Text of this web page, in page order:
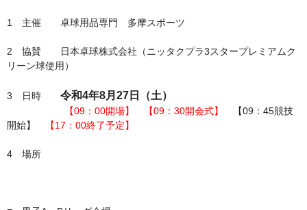
1 主催 卓球用品専門 多摩スポーツ
2 協賛 日本卓球株式会社（ニッタクプラ3スタープレミアムク
リーン球使用）
3 日時 令和4年8月27日（土）
【09：00開場】 【09：30開会式】
【09：45競技
開始】
【17：00終了予定】
4 場所